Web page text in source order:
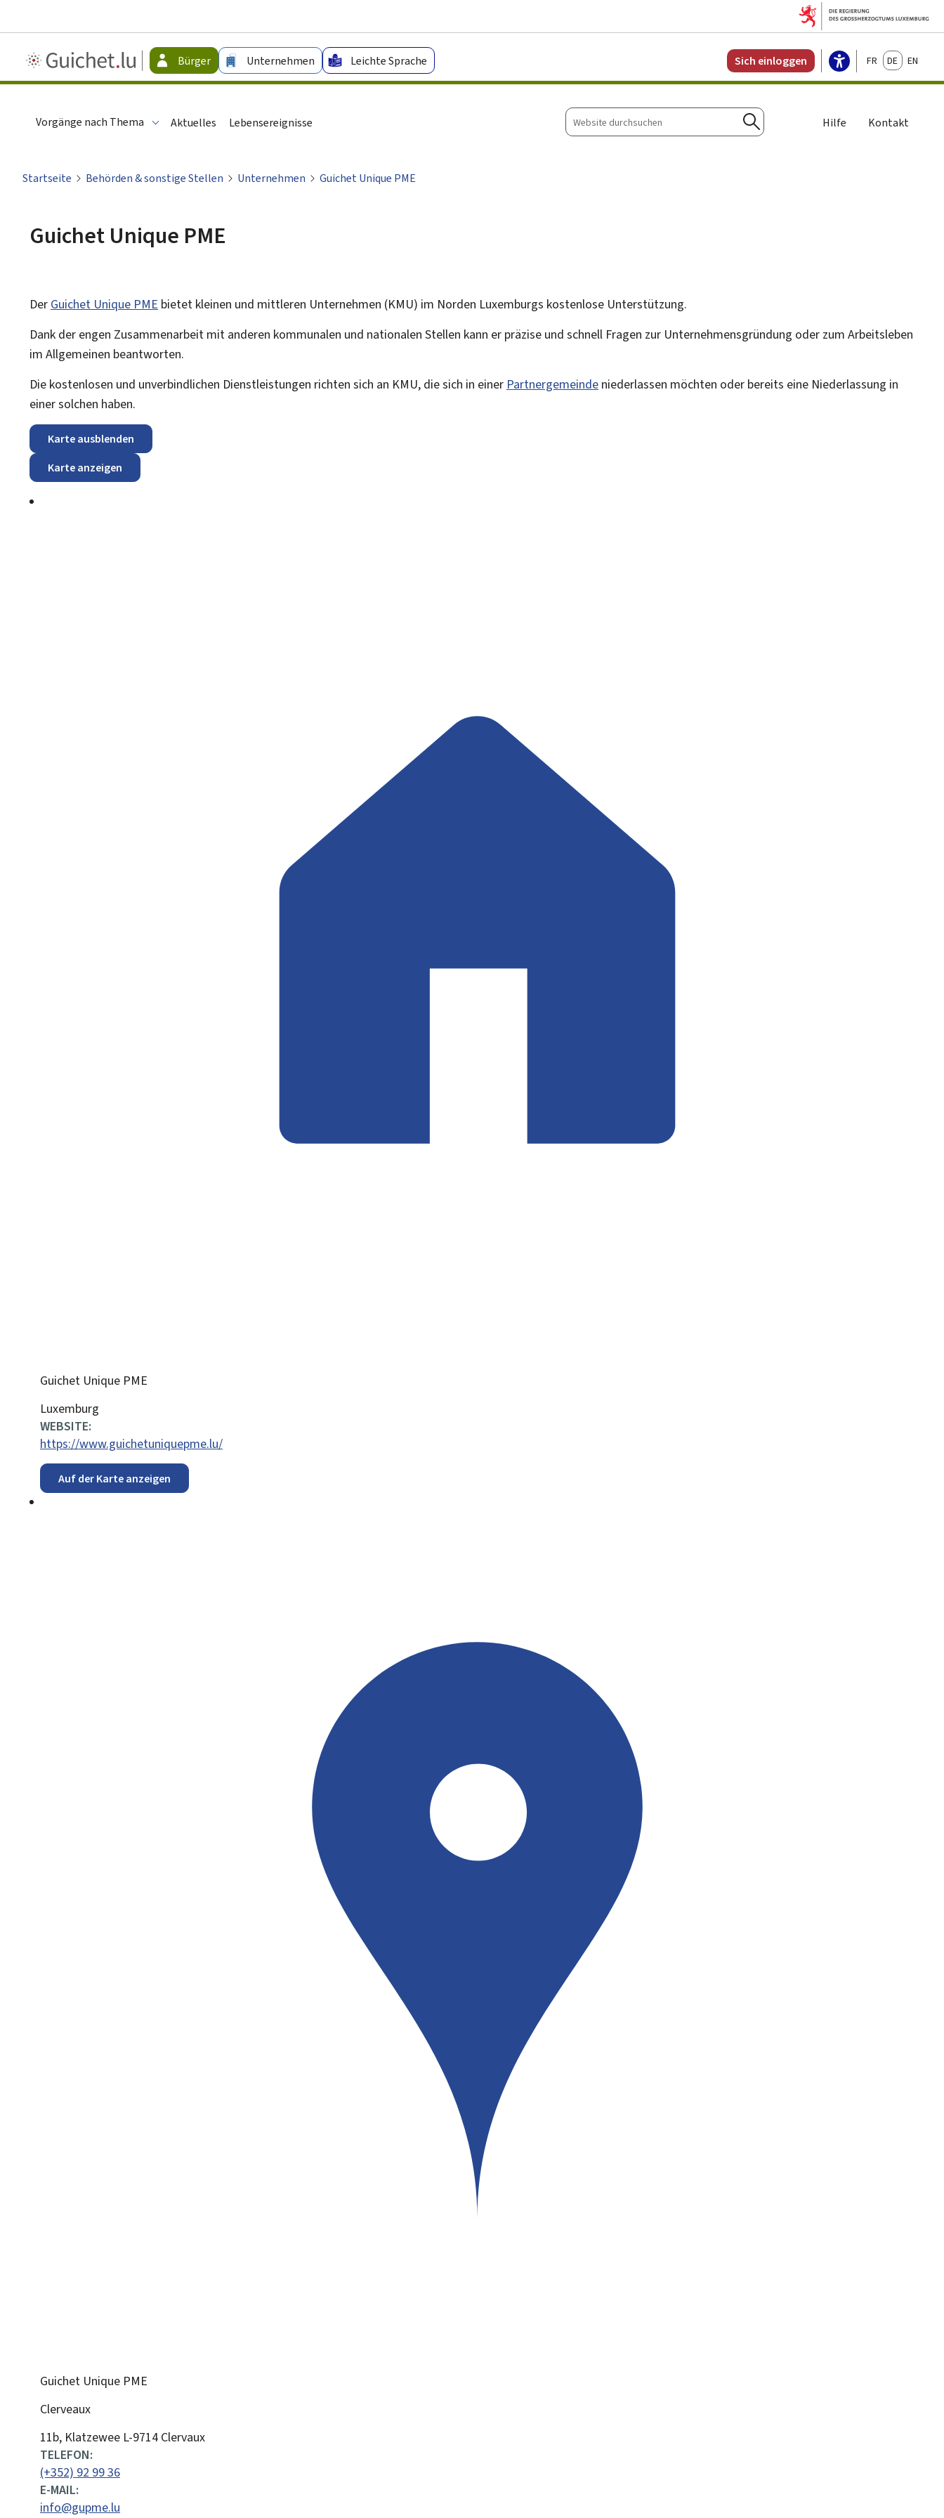
Guichet.lu
-
Bürger Unternehmen Leichte Sprache Sich einloggen FrançaisDeutschEnglish
Vorgänge nach Thema Aktuelles Lebensereignisse
Website
durchsuchen
Suchen
Hilfe Kontakt
Startseite Behörden & sonstige Stellen Unternehmen Guichet Unique PME
Guichet Unique PME
Der Guichet Unique PME bietet kleinen und mittleren Unternehmen (KMU) im Norden Luxemburgs kostenlose Unterstützung.
Dank der engen Zusammenarbeit mit anderen kommunalen und nationalen Stellen kann er präzise und schnell Fragen zur Unternehmensgründung oder zum Arbeitsleben
im Allgemeinen beantworten.
Die kostenlosen und unverbindlichen Dienstleistungen richten sich an KMU, die sich in einer Partnergemeinde niederlassen möchten oder bereits eine Niederlassung in
einer solchen haben.
Karte ausblenden
Karte anzeigen
Guichet Unique PME
ADRESSE:
Luxemburg
WEBSITE:
https://www.guichetuniquepme.lu/
Auf der Karte anzeigen
Guichet Unique PME
Clerveaux
ADRESSE:
11b, Klatzewee L-9714 Clervaux
TELEFON:
(+352) 92 99 36
E-MAIL:
info@gupme.lu